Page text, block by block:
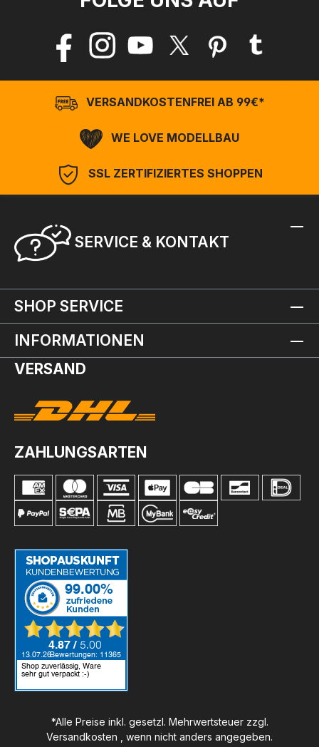
VERSANDKOSTENFREI AB 99€*
WE LOVE MODELLBAU
SSL ZERTIFIZIERTES SHOPPEN
SERVICE & KONTAKT
SHOP SERVICE
INFORMATIONEN
VERSAND
ZAHLUNGSARTEN
*Alle Preise inkl. gesetzl. Mehrwertsteuer zzgl.
Versandkosten , wenn nicht anders angegeben.